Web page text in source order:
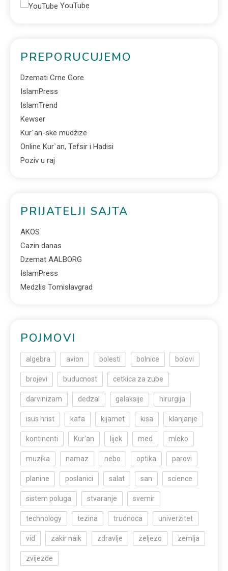
YouTube
PREPORUCUJEMO
Dzemati Crne Gore
IslamPress
IslamTrend
Kewser
Kur`an-ske mudžize
Online Kur`an, Tefsir i Hadisi
Poziv u raj
PRIJATELJI SAJTA
AKOS
Cazin danas
Dzemat AALBORG
IslamPress
Medzlis Tomislavgrad
POJMOVI
algebra avion bolesti bolnice bolovi
brojevi buducnost cetkica za zube
darvinizam dedzal galaksije hirurgija
isus hrist kafa kijamet kisa klanjanje
kontinenti Kur'an lijek med mleko
muzika namaz nebo optika parovi
planine poslanici salat san science
sistem poluga stvaranje svemir
technology tezina trudnoca univerzitet
vid zakir naik zdravlje zeljezo zemlja
zvijezde